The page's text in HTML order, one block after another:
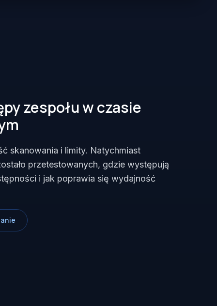
zespołu w czasie
skanowania i limity. Natychmiast
przetestowanych, gdzie występują
i jak poprawia się wydajność